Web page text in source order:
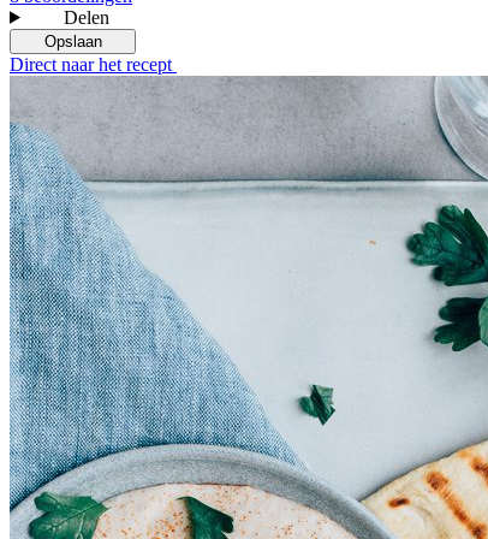
Delen
Opslaan
Direct naar het recept